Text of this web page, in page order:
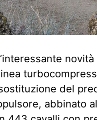
del
abbinato